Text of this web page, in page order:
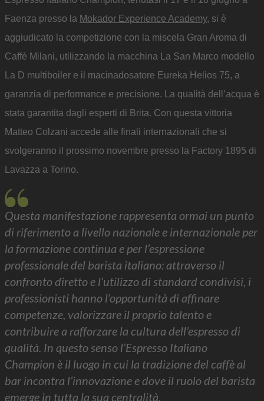
Faenza presso la Mokador Experience Academy, si è
aggiudicato la competizione con la miscela Gran Aroma di
Caffè Milani, utilizzando la macchina La San Marco modello
La D multiboiler e il macinadosatore Eureka Helios 75, a
garanzia di performance e precisione. La qualità dell’acqua è
stata garantita dagli esperti di Brita. Con questa vittoria
Matteo Colzani accede alle finali internazionali che si
svolgeranno il prossimo novembre presso la Factory 1895 di
Lavazza a Torino.
Questa manifestazione rappresenta ormai un punto
di riferimento a livello nazionale e internazionale per
la formazione continua e per l’espressione
professionale del barista italiano: attraverso il
confronto diretto e l’utilizzo di standard condivisi, i
professionisti hanno l’opportunità di affinare
competenze, valorizzare il proprio talento e
contribuire a rafforzare la cultura dell’espresso di
qualità. In questo senso l’Espresso Italiano
Champion è il luogo in cui la tradizione del caffè al
bar incontra l’innovazione e dove il ruolo del barista
emerge in tutta la sua centralità.